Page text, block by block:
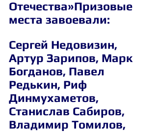
Отечества»Призовые
места завоевали:
Сергей Недовизин,
Артур Зарипов, Марк
Богданов, Павел
Редькин, Риф
Динмухаметов,
Станислав Сабиров,
Владимир Томилов,